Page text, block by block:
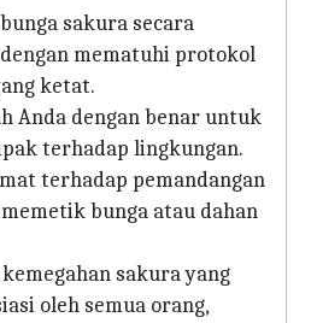
sakura secara
mematuhi protokol
ketat.
Anda dengan benar untuk
terhadap lingkungan.
terhadap pemandangan
bunga atau dahan
sakura yang
oleh semua orang,